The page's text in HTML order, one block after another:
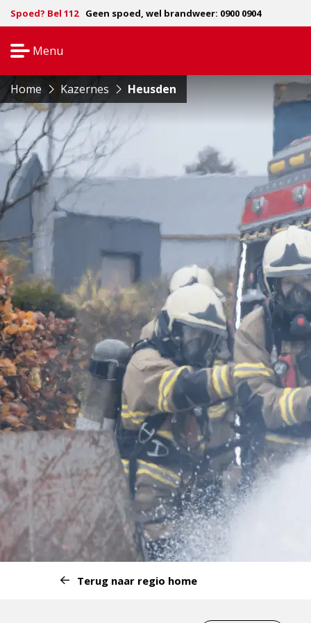
Spoed? Bel 112 Geen spoed, wel brandweer: 0900 0904
Menu
navigatie
Home Kazernes Heusden
van Terug naar regio home